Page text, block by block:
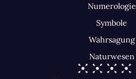
Numerologie
Symbole
Wahrsagung
Naturwesen